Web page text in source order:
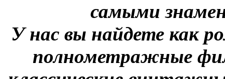
самыми
У нас вы найдете как
полнометражные